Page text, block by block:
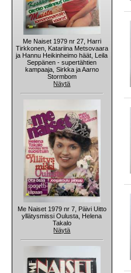
Me Naiset 1979 nr 27, Harri
Tirkkonen, Katariina Metsovaara
ja Hannu Heikinheimo häät, Leila
Seppänen - supertähtien
kampaaja, Sirkka ja Aarno
Stormbom
Näytä
Me Naiset 1979 nr 7, Päivi Uitto
yllätysmissi Oulusta, Helena
Takalo
Näytä